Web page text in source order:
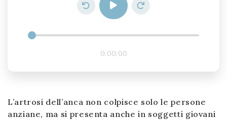
0:00:00
L’artrosi dell’anca non colpisce solo le persone
anziane, ma si presenta anche in soggetti giovani